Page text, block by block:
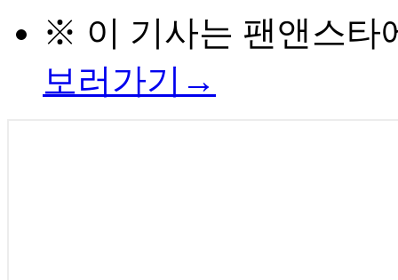
※ 이 기사는 팬앤스타
보러가기→